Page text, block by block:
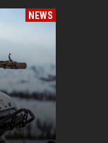
NEWS